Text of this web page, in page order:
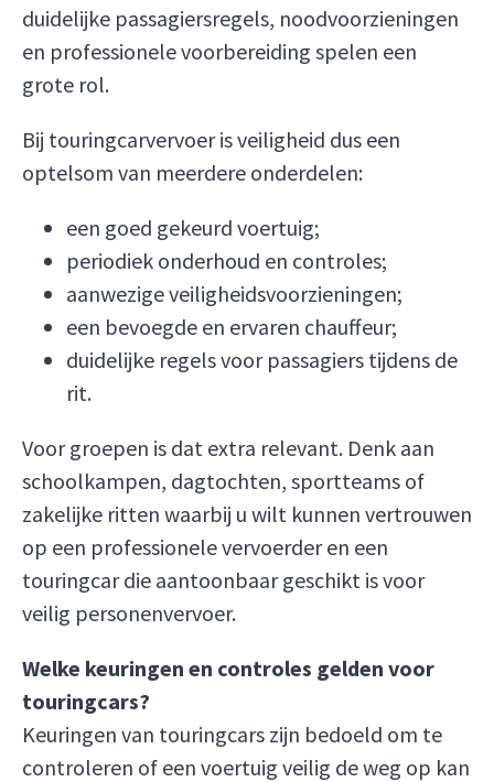
duidelijke passagiersregels, noodvoorzieningen
en professionele voorbereiding spelen een
grote rol.
Bij touringcarvervoer is veiligheid dus een
optelsom van meerdere onderdelen:
een goed gekeurd voertuig;
periodiek onderhoud en controles;
aanwezige veiligheidsvoorzieningen;
een bevoegde en ervaren chauffeur;
duidelijke regels voor passagiers tijdens de
rit.
Voor groepen is dat extra relevant. Denk aan
schoolkampen, dagtochten, sportteams of
zakelijke ritten waarbij u wilt kunnen vertrouwen
op een professionele vervoerder en een
touringcar die aantoonbaar geschikt is voor
veilig personenvervoer.
Welke keuringen en controles gelden voor
touringcars?
Keuringen van touringcars zijn bedoeld om te
controleren of een voertuig veilig de weg op kan